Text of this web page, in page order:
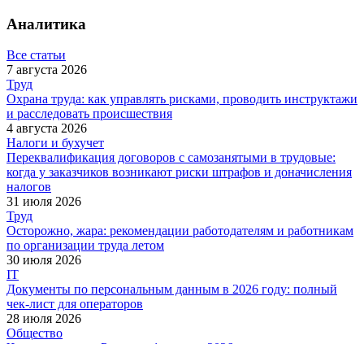
Аналитика
Все статьи
7 августа 2026
Труд
Охрана труда: как управлять рисками, проводить инструктажи
и расследовать происшествия
4 августа 2026
Налоги и бухучет
Переквалификация договоров с самозанятыми в трудовые:
когда у заказчиков возникают риски штрафов и доначисления
налогов
31 июля 2026
Труд
Осторожно, жара: рекомендации работодателям и работникам
по организации труда летом
30 июля 2026
IT
Документы по персональным данным в 2026 году: полный
чек-лист для операторов
28 июля 2026
Общество